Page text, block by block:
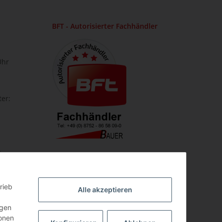
BFT - Autorisierter Fachhändler
Alle akzeptieren